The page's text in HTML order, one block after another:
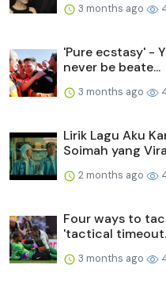
3 months ago
'Pure ecstasy' -
never be beate...
3 months ago
Lirik Lagu Aku
Soimah yang
2 months ago
Four ways to
'tactical
3 months ago